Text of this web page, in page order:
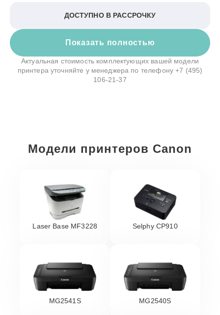
Показать полностью
ДОСТУПНО В РАССРОЧКУ
Актуальная стоимость комплектующих вашей модели
принтера уточняйте у менеджера по телефону+7 (495)
106-21-37
Модели принтеров Canon
Laser Base MF3228 Selphy CP910
MG2541S MG2540S